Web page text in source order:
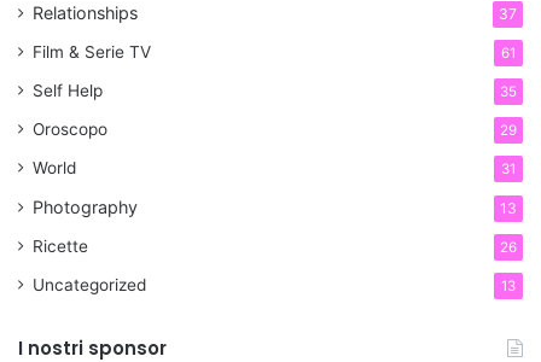
Relationships 37
Film & Serie TV 61
Self Help 35
Oroscopo 29
World 31
Photography 13
Ricette 26
Uncategorized 13
I nostri sponsor